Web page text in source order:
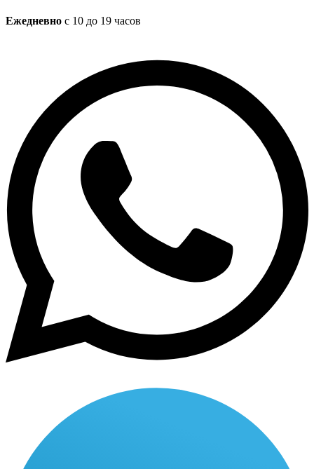
Ежедневно с 10 до 19 часов